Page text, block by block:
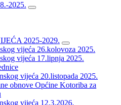
2025.
2025-2029.
vijeća 26.kolovoza 2025.
vijeća 17.lipnja 2025.
vijeća 20.listopada 2025.
obnove Općine Kotoriba za
vijeća 12.3.2026.